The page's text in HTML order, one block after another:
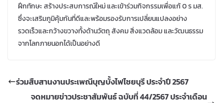
ฝึกทักษะ สร้างประสบการณ์ใหม่ และเข้าร่วมกิจกรรมเพื่อแก้ 0 ร มส.
ซึ่งจะเสริมภูมิคุ้มกันที่ดีและพร้อมรองรับการเปลี่ยนแปลงอย่าง
รวดเร็วและกว้างขวางทั้งด้านวัตถุ สังคม สิ่งแวดล้อม และวัฒนธรรม
จากโลกภายนอกได้เป็นอย่างดี
ร่วมสืบสานงานประเพณีบุญบั้งไฟไชยบุรี ประจำปี 2567
จดหมายข่าวประชาสัมพันธ์ ฉบับที่ 44/2567 ประจำเดือน